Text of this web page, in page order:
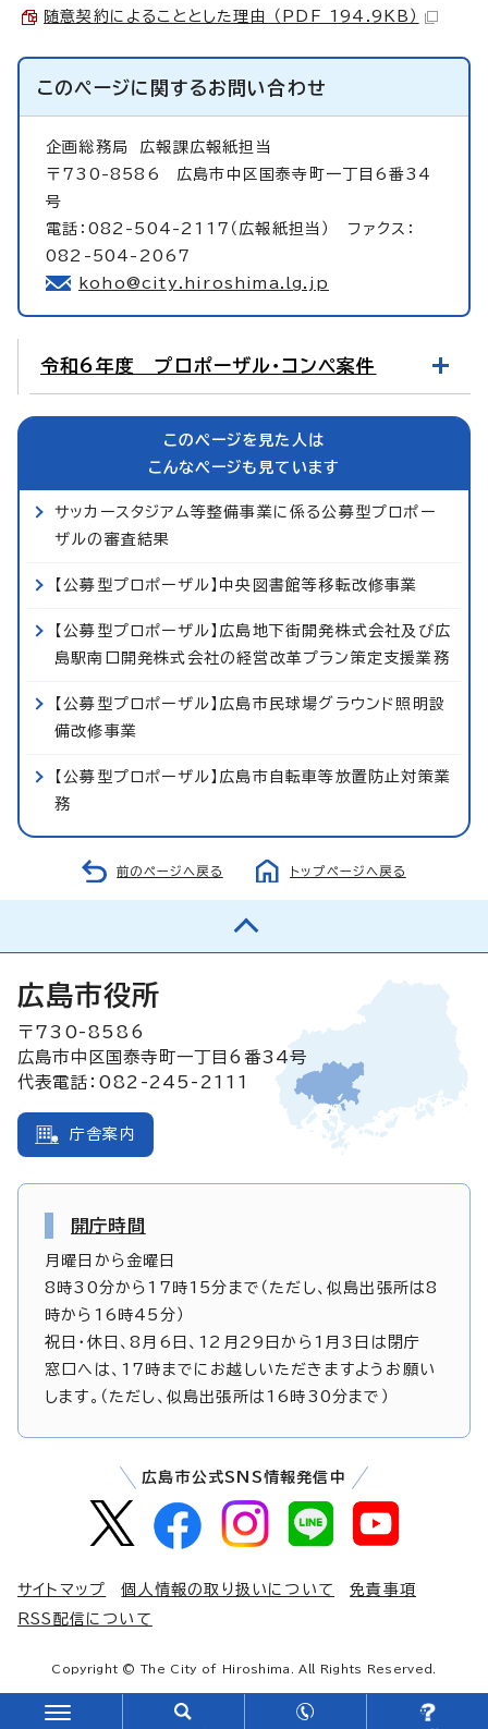
随意契約によることとした理由 （PDF 194.9KB）
このページに関するお問い合わせ
企画総務局 広報課広報紙担当
〒730-8586 広島市中区国泰寺町一丁目6番34
号
電話：082-504-2117（広報紙担当） ファクス：
082-504-2067
koho@city.hiroshima.lg.jp
令和6年度 プロポーザル・コンペ案件
このページを見た人は
こんなページも見ています
サッカースタジアム等整備事業に係る公募型プロポー
ザルの審査結果
【公募型プロポーザル】中央図書館等移転改修事業
【公募型プロポーザル】広島地下街開発株式会社及び広
島駅南口開発株式会社の経営改革プラン策定支援業務
【公募型プロポーザル】広島市民球場グラウンド照明設
備改修事業
【公募型プロポーザル】広島市自転車等放置防止対策業
務
前のページへ戻る トップページへ戻る
広島市役所
〒730-8586
広島市中区国泰寺町一丁目6番34号
代表電話：082-245-2111
庁舎案内
開庁時間
月曜日から金曜日
8時30分から17時15分まで（ただし、似島出張所は8
時から16時45分）
祝日・休日、8月6日、12月29日から1月3日は閉庁
窓口へは、17時までにお越しいただきますようお願い
します。（ただし、似島出張所は16時30分まで）
広島市公式SNS情報発信中
サイトマップ 個人情報の取り扱いについて
免責事項
RSS配信について
Copyright © The City of Hiroshima. All Rights Reserved.